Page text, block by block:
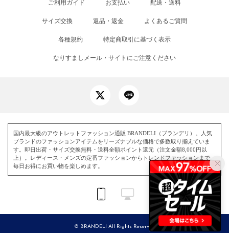
ご利用ガイド お支払い 配送・送料
サイズ交換 返品・返金 よくあるご質問
各種規約 特定商取引に基づく表示
なりすましメール・サイトにご注意ください
国内最大級のアウトレットファッション通販 BRANDELI（ブランデリ）。人気
ブランドのファッションアイテムをリーズナブルな価格で多数取り揃えていま
す。即日出荷・サイズ交換無料・送料全額ポイント還元（注文金額8,000円以
上）。レディース・メンズの定番ファッションからトレンドファッションまで、
毎日お得にお買い物を楽しめます。
© BRANDELI All Rights Reserved